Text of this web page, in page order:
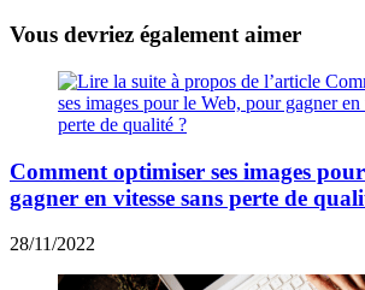
Vous devriez également aimer
Comment optimiser ses images
gagner en vitesse sans perte de
28/11/2022